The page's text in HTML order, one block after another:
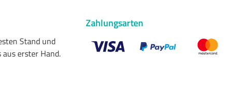
Stand und
erster Hand.
Zahlungsarten